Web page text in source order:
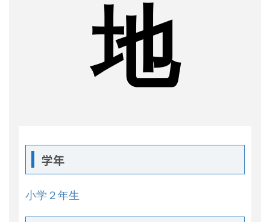
地
学年
小学２年生